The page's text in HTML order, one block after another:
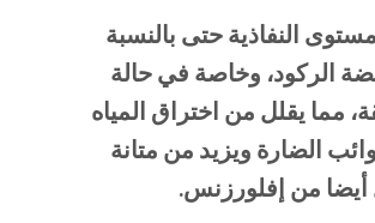
النفاذية حتى بالنسبة
الركود، وخاصة في حالة
مما يقلل من اختراق المياه
الضارة ويزيد من متانة
أيضا من إفلورزنس.